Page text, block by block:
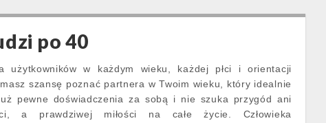
po 40
użytkowników w każdym wieku, każdej płci i orientacji
szansę poznać partnera w Twoim wieku, który idealnie
pewne doświadczenia za sobą i nie szuka przygód ani
a prawdziwej miłości na całe życie. Człowieka